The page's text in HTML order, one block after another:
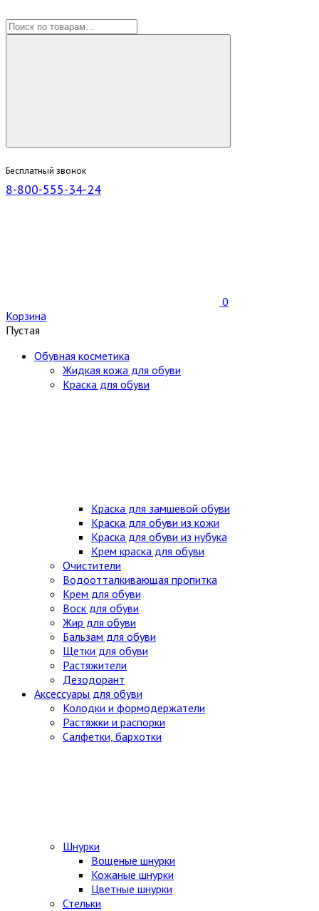
Бесплатный звонок
8-800-555-34-24
0
Корзина
Пустая
Обувная косметика
Жидкая кожа для обуви
Краска для обуви
Краска для замшевой обуви
Краска для обуви из кожи
Краска для обуви из нубука
Крем краска для обуви
Очистители
Водоотталкивающая пропитка
Крем для обуви
Воск для обуви
Жир для обуви
Бальзам для обуви
Щетки для обуви
Растяжители
Дезодорант
Аксессуары для обуви
Колодки и формодержатели
Растяжки и распорки
Салфетки, бархотки
Шнурки
Вощеные шнурки
Кожаные шнурки
Цветные шнурки
Стельки